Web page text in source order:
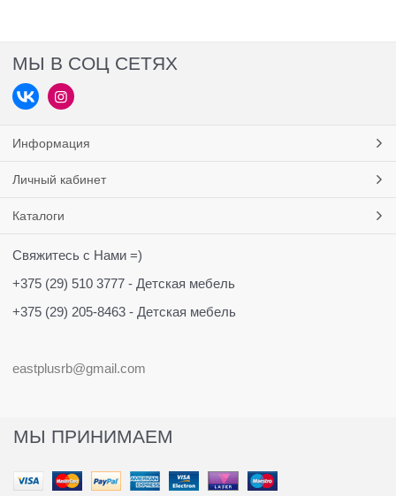
МЫ В СОЦ СЕТЯХ
Информация
Личный кабинет
Каталоги
Свяжитесь с Нами =)
+375 (29) 510 3777 - Детская мебель
+375 (29) 205-8463 - Детская мебель
eastplusrb@gmail.com
МЫ ПРИНИМАЕМ